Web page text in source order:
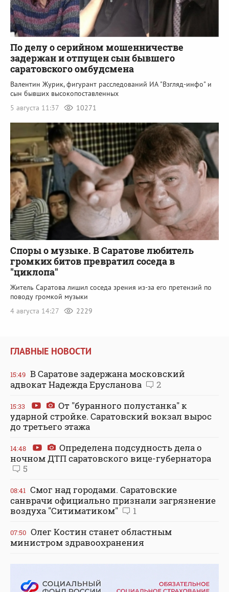
По делу о серийном мошенничестве
задержан и отпущен сын бывшего
саратовского омбудсмена
Валентин Журик, фигурант расследований ИА "Взгляд-инфо" и
сын бывших высокопоставленных
5 августа 11:37
10271
Споры о музыке. В Саратове любитель
громких битов превратил соседа в
"циклопа"
Житель Саратова лишил соседа зрения из-за его претензий по
поводу громкой музыки
4 августа 14:27
2229
ГЛАВНЫЕ НОВОСТИ
15:49 В Саратове задержана московский
адвокат Надежда Ерусланова
2
15:33
От "буранного полустанка" к
ударной стройке. Саратовский вокзал вырос
до третьего этажа
14:48
Определена подсудность дела о
ночном ДТП саратовского вице-губернатора
5
08:41 Смог над городами. Саратовские
санврачи официально признали загрязнение
воздуха "Ситиматиком"
1
07:50 Олег Костин станет областным
министром здравоохранения